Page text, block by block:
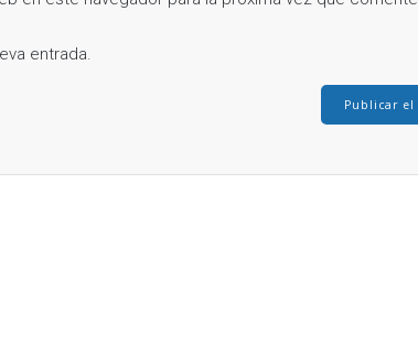
entrada.